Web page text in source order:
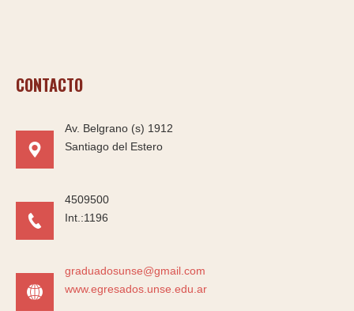
CONTACTO
Av. Belgrano (s) 1912
Santiago del Estero
4509500
Int.:1196
graduadosunse@gmail.com
www.egresados.unse.edu.ar